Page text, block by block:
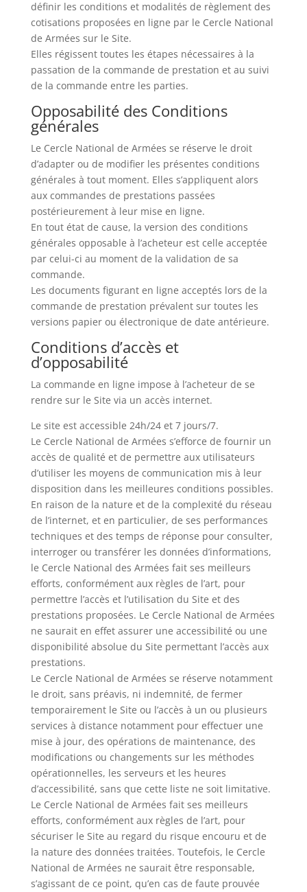
définir les conditions et modalités de règlement des
cotisations proposées en ligne par le Cercle National
de Armées sur le Site.
Elles régissent toutes les étapes nécessaires à la
passation de la commande de prestation et au suivi
de la commande entre les parties.
Opposabilité des Conditions
générales
Le Cercle National de Armées se réserve le droit
d’adapter ou de modifier les présentes conditions
générales à tout moment. Elles s’appliquent alors
aux commandes de prestations passées
postérieurement à leur mise en ligne.
En tout état de cause, la version des conditions
générales opposable à l’acheteur est celle acceptée
par celui-ci au moment de la validation de sa
commande.
Les documents figurant en ligne acceptés lors de la
commande de prestation prévalent sur toutes les
versions papier ou électronique de date antérieure.
Conditions d’accès et
d’opposabilité
La commande en ligne impose à l’acheteur de se
rendre sur le Site via un accès internet.
Le site est accessible 24h/24 et 7 jours/7.
Le Cercle National de Armées s’efforce de fournir un
accès de qualité et de permettre aux utilisateurs
d’utiliser les moyens de communication mis à leur
disposition dans les meilleures conditions possibles.
En raison de la nature et de la complexité du réseau
de l’internet, et en particulier, de ses performances
techniques et des temps de réponse pour consulter,
interroger ou transférer les données d’informations,
le Cercle National des Armées fait ses meilleurs
efforts, conformément aux règles de l’art, pour
permettre l’accès et l’utilisation du Site et des
prestations proposées. Le Cercle National de Armées
ne saurait en effet assurer une accessibilité ou une
disponibilité absolue du Site permettant l’accès aux
prestations.
Le Cercle National de Armées se réserve notamment
le droit, sans préavis, ni indemnité, de fermer
temporairement le Site ou l’accès à un ou plusieurs
services à distance notamment pour effectuer une
mise à jour, des opérations de maintenance, des
modifications ou changements sur les méthodes
opérationnelles, les serveurs et les heures
d’accessibilité, sans que cette liste ne soit limitative.
Le Cercle National de Armées fait ses meilleurs
efforts, conformément aux règles de l’art, pour
sécuriser le Site au regard du risque encouru et de
la nature des données traitées. Toutefois, le Cercle
National de Armées ne saurait être responsable,
s’agissant de ce point, qu’en cas de faute prouvée